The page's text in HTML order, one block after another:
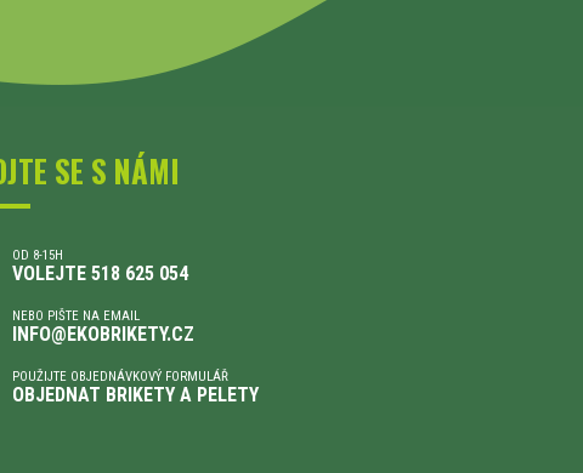
SE S NÁMI
OD 8-15H
VOLEJTE 518 625 054
NEBO PIŠTE NA EMAIL
INFO@EKOBRIKETY.CZ
POUŽIJTE OBJEDNÁVKOVÝ FORMULÁŘ
OBJEDNAT BRIKETY A PELETY